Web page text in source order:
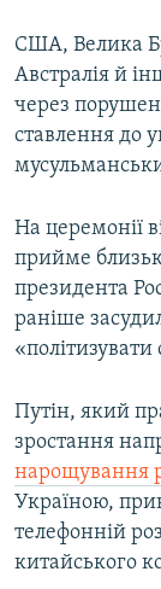
США, Велика
Австралія й
через
ставлення до
На церемонії
прийме
президента
раніше
«політизувати
Путін, який
зростання
нарощування
Україною,
телефонній
китайського